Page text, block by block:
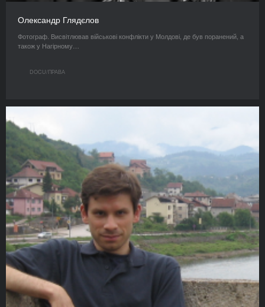
Олександр Глядєлов
Фотограф. Висвітлював військові конфлікти у Молдові, де був поранений, а
також у Нагірному…
DOCU/ПРАВА